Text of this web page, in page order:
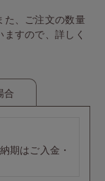
た、ご注文の数量
すので、詳しく
合
期はご入金・